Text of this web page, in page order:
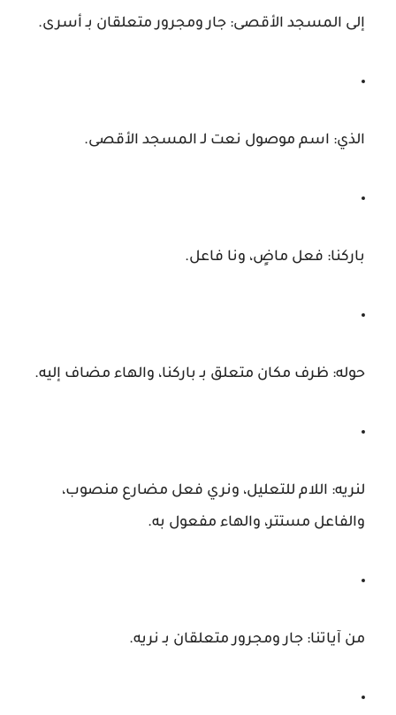
إلى المسجد الأقصى: جار ومجرور متعلقان بـ أسرى.
الذي: اسم موصول نعت لـ المسجد الأقصى.
باركنا: فعل ماضٍ، ونا فاعل.
حوله: ظرف مكان متعلق بـ باركنا، والهاء مضاف إليه.
لنريه: اللام للتعليل، ونري فعل مضارع منصوب،
والفاعل مستتر، والهاء مفعول به.
من آياتنا: جار ومجرور متعلقان بـ نريه.